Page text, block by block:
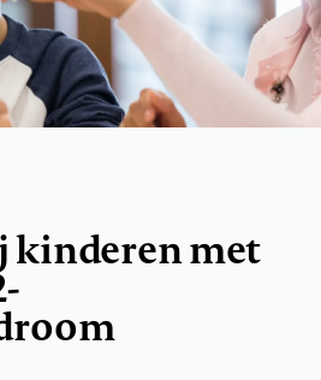
kinderen met